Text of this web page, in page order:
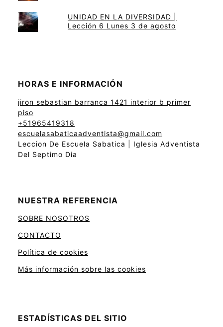
UNIDAD EN LA DIVERSIDAD |
Lección 6 Lunes 3 de agosto
HORAS E INFORMACIÓN
jiron sebastian barranca 1421 interior b primer
piso
+51965419318
escuelasabaticaadventista@gmail.com
Leccion De Escuela Sabatica | Iglesia Adventista
Del Septimo Dia
NUESTRA REFERENCIA
SOBRE NOSOTROS
CONTACTO
Política de cookies
Más información sobre las cookies
ESTADÍSTICAS DEL SITIO